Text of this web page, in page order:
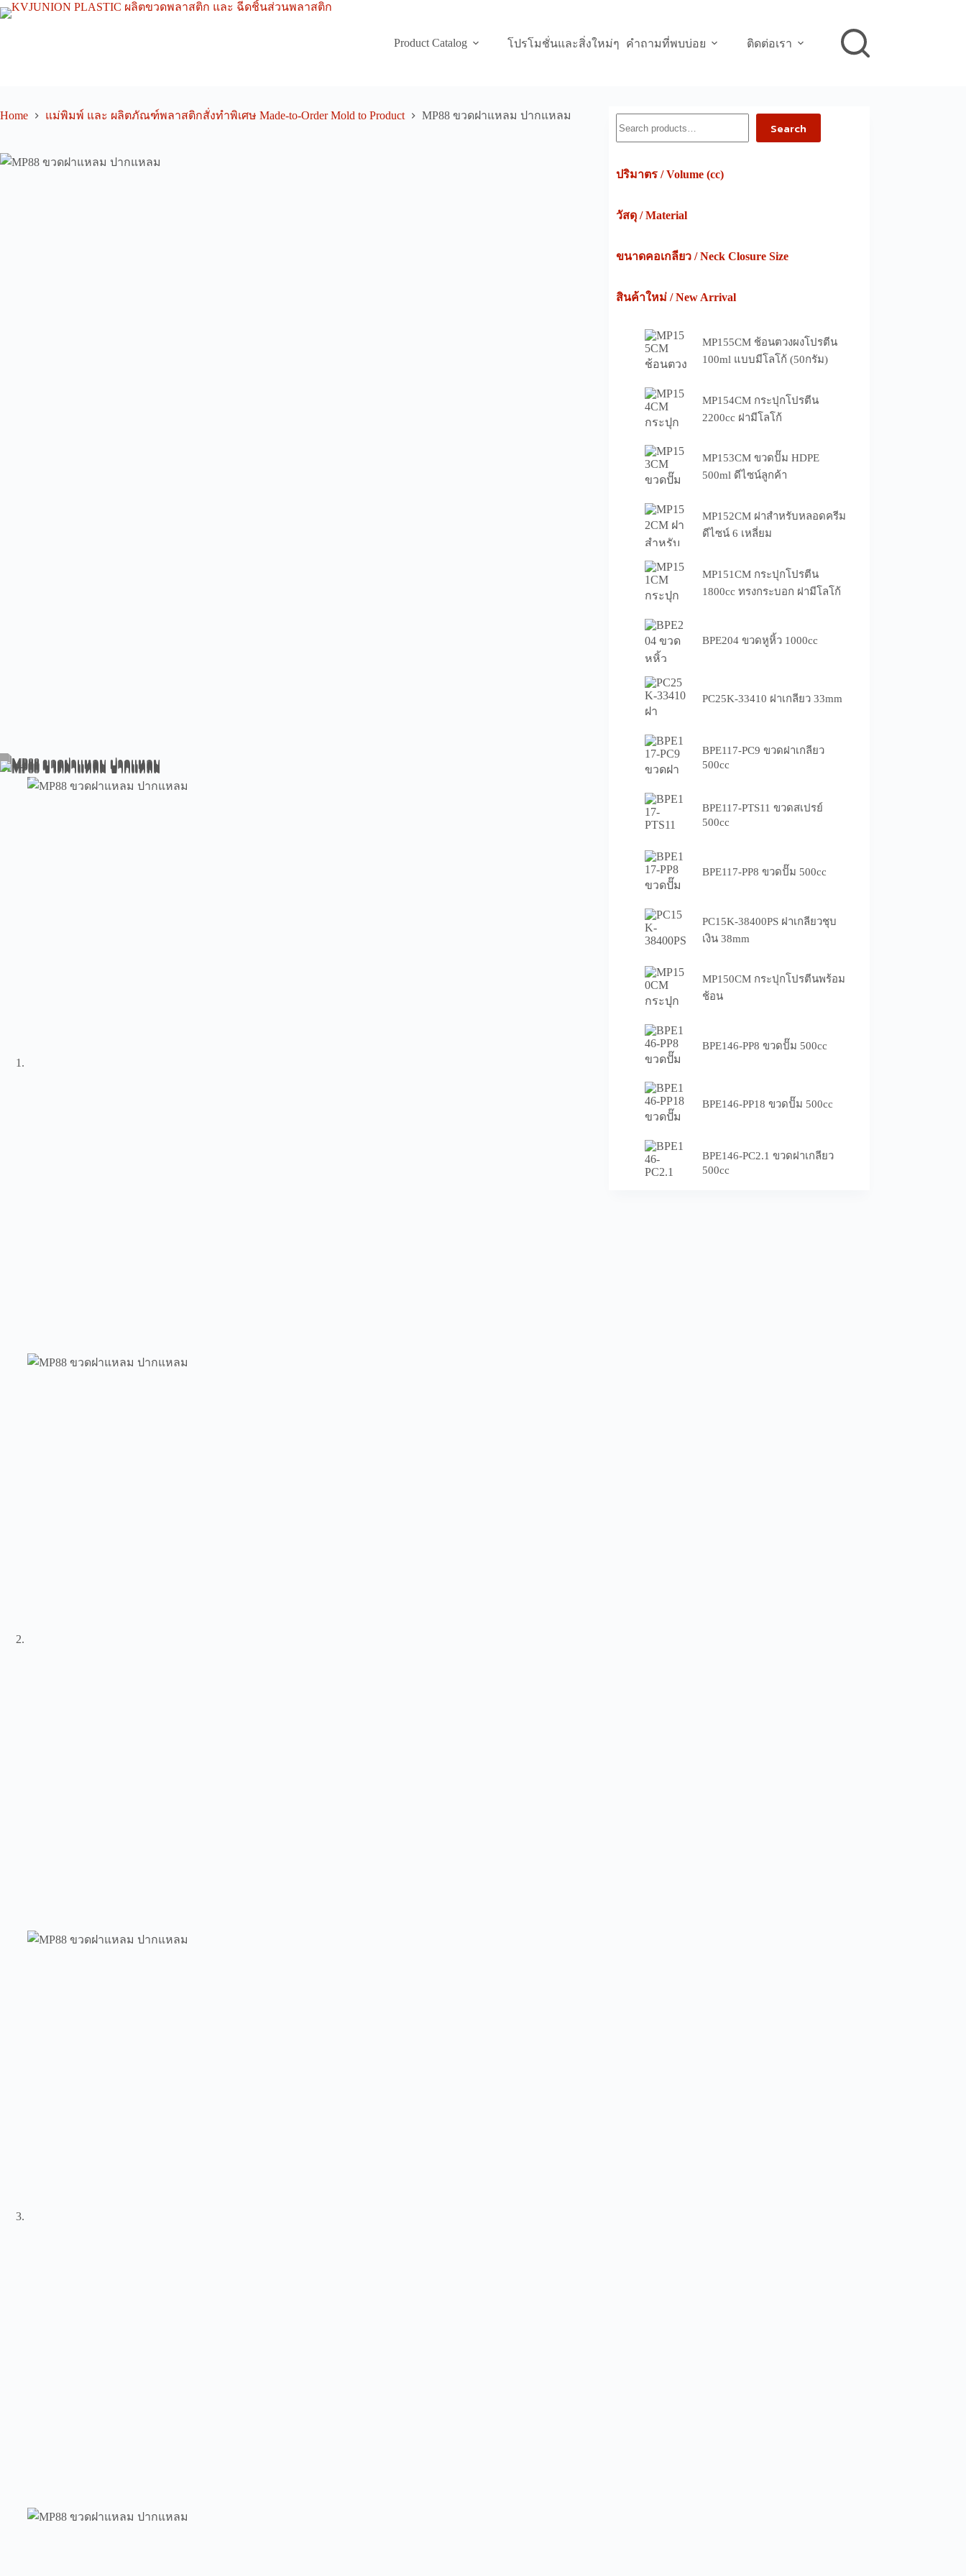
Skip
to
Product Catalog
โปรโมชั่นและสิ่งใหม่ๆ คำถามที่พบบ่อย ติดต่อเรา
Home แม่พิมพ์ และ ผลิตภัณฑ์พลาสติกสั่งทำพิเศษ Made-to-Order Mold to Product MP88 ขวดฝาแหลม ปากแหลม
Search
ปริมาตร / Volume (cc)
วัสดุ / Material
ขนาดคอเกลียว / Neck Closure Size
สินค้าใหม่ / New Arrival
MP155CM ช้อนตวงผงโปรตีน
100ml แบบมีโลโก้ (50กรัม)
MP154CM กระปุกโปรตีน
2200cc ฝามีโลโก้
MP153CM ขวดปั๊ม HDPE
500ml ดีไซน์ลูกค้า
MP152CM ฝาสำหรับหลอดครีม
ดีไซน์ 6 เหลี่ยม
MP151CM กระปุกโปรตีน
1800cc ทรงกระบอก ฝามีโลโก้
BPE204 ขวดหูหิ้ว 1000cc
PC25K-33410 ฝาเกลียว 33mm
BPE117-PC9 ขวดฝาเกลียว
500cc
BPE117-PTS11 ขวดสเปรย์
500cc
BPE117-PP8 ขวดปั๊ม 500cc
PC15K-38400PS ฝาเกลียวชุบ
เงิน 38mm
MP150CM กระปุกโปรตีนพร้อม
ช้อน
BPE146-PP8 ขวดปั๊ม 500cc
BPE146-PP18 ขวดปั๊ม 500cc
BPE146-PC2.1 ขวดฝาเกลียว
500cc